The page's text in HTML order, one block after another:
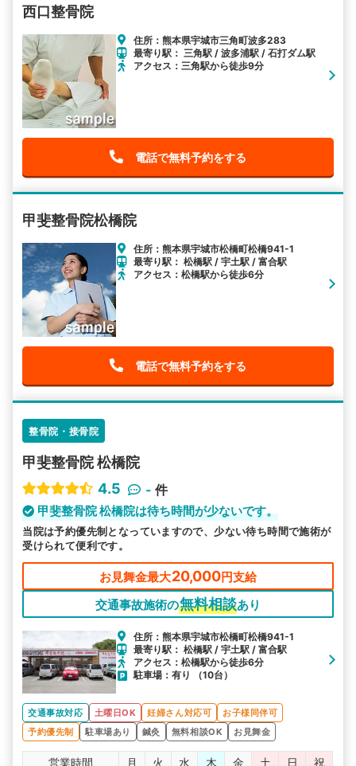
西口整骨院
住所：熊本県宇城市三角町波多283
最寄り駅： 三角駅 / 波多浦駅 / 石打ダム駅
アクセス：三角駅から徒歩9分
電話で無料予約をする
甲斐整骨院松橋院
住所：熊本県宇城市松橋町松橋941-1
最寄り駅： 松橋駅 / 宇土駅 / 富合駅
アクセス：松橋駅から徒歩6分
電話で無料予約をする
整骨院・接骨院
甲斐整骨院 松橋院
4.5
- 件
甲斐整骨院 松橋院は待ち時間が少ないです。
当院は予約優先制となっていますので、少ない待ち時間で施術が
受けられて便利です。
お見舞金最大20,000円支給
交通事故施術の無料相談あり
住所：熊本県宇城市松橋町松橋941-1
最寄り駅： 松橋駅 / 宇土駅 / 富合駅
アクセス：松橋駅から徒歩6分
駐車場：有り （10台）
交通事故対応 土曜日OK 妊婦さん対応可
お子様同伴可
予約優先制
駐車場あり 鍼灸 無料相談OK お見舞金
営業時間 月 火 水 木 金 土 日 祝